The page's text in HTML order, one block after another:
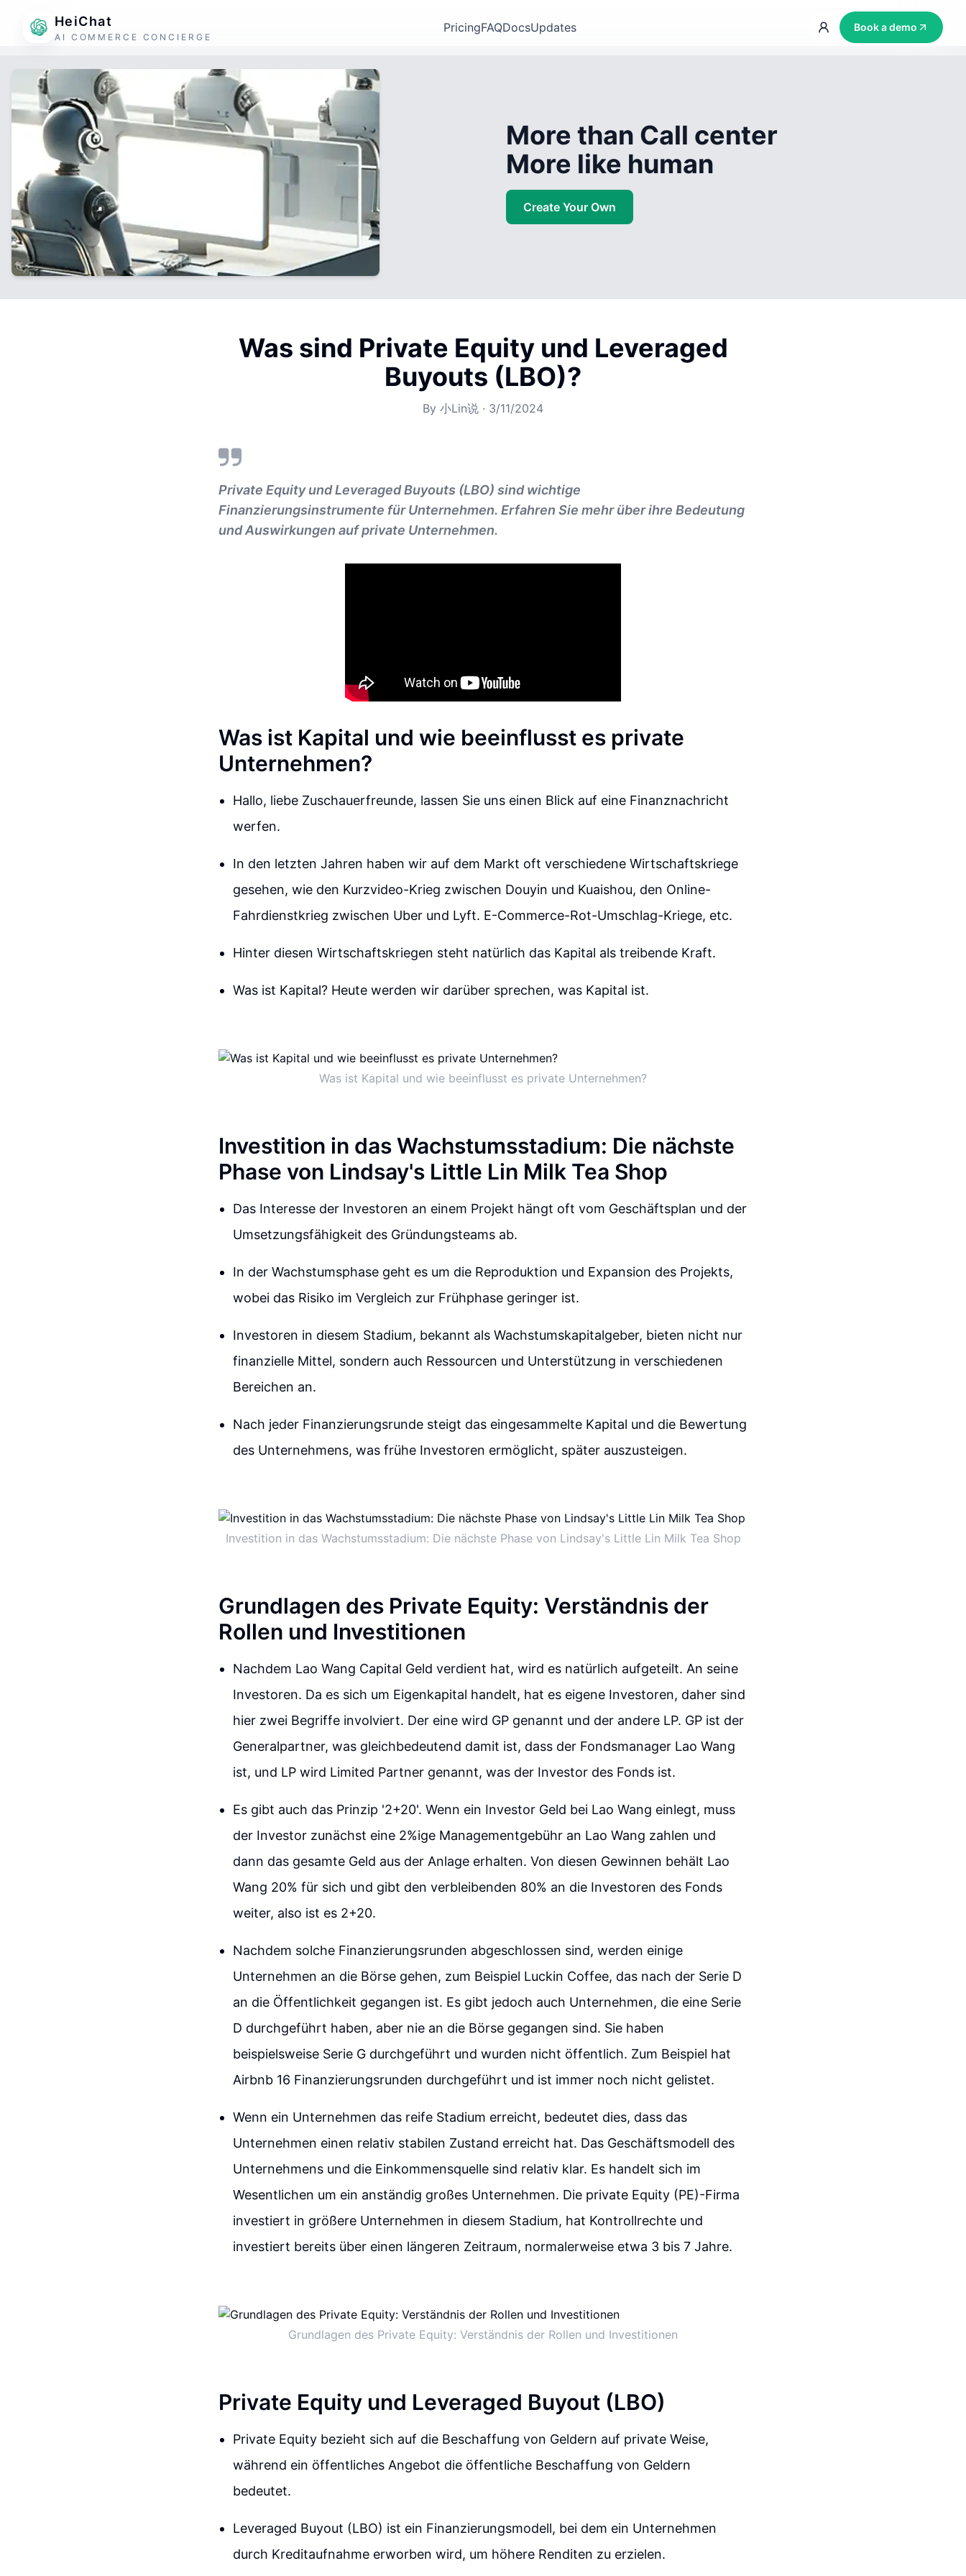
HeiChat
AI COMMERCE CONCIERGE
PricingFAQDocsUpdates Book a demo
More than Call center
More like human
Create Your Own
Was sind Private Equity und Leveraged
Buyouts (LBO)?
By 小Lin说 · 3/11/2024
Private Equity und Leveraged Buyouts (LBO) sind wichtige
Finanzierungsinstrumente für Unternehmen. Erfahren Sie mehr über ihre Bedeutung
und Auswirkungen auf private Unternehmen.
Was ist Kapital und wie beeinflusst es private
Unternehmen?
Hallo, liebe Zuschauerfreunde, lassen Sie uns einen Blick auf eine Finanznachricht
werfen.
In den letzten Jahren haben wir auf dem Markt oft verschiedene Wirtschaftskriege
gesehen, wie den Kurzvideo-Krieg zwischen Douyin und Kuaishou, den Online-
Fahrdienstkrieg zwischen Uber und Lyft. E-Commerce-Rot-Umschlag-Kriege, etc.
Hinter diesen Wirtschaftskriegen steht natürlich das Kapital als treibende Kraft.
Was ist Kapital? Heute werden wir darüber sprechen, was Kapital ist.
Was ist Kapital und wie beeinflusst es private Unternehmen?
Investition in das Wachstumsstadium: Die nächste
Phase von Lindsay's Little Lin Milk Tea Shop
Das Interesse der Investoren an einem Projekt hängt oft vom Geschäftsplan und der
Umsetzungsfähigkeit des Gründungsteams ab.
In der Wachstumsphase geht es um die Reproduktion und Expansion des Projekts,
wobei das Risiko im Vergleich zur Frühphase geringer ist.
Investoren in diesem Stadium, bekannt als Wachstumskapitalgeber, bieten nicht nur
finanzielle Mittel, sondern auch Ressourcen und Unterstützung in verschiedenen
Bereichen an.
Nach jeder Finanzierungsrunde steigt das eingesammelte Kapital und die Bewertung
des Unternehmens, was frühe Investoren ermöglicht, später auszusteigen.
Investition in das Wachstumsstadium: Die nächste Phase von Lindsay's Little Lin Milk Tea Shop
Grundlagen des Private Equity: Verständnis der
Rollen und Investitionen
Nachdem Lao Wang Capital Geld verdient hat, wird es natürlich aufgeteilt. An seine
Investoren. Da es sich um Eigenkapital handelt, hat es eigene Investoren, daher sind
hier zwei Begriffe involviert. Der eine wird GP genannt und der andere LP. GP ist der
Generalpartner, was gleichbedeutend damit ist, dass der Fondsmanager Lao Wang
ist, und LP wird Limited Partner genannt, was der Investor des Fonds ist.
Es gibt auch das Prinzip '2+20'. Wenn ein Investor Geld bei Lao Wang einlegt, muss
der Investor zunächst eine 2%ige Managementgebühr an Lao Wang zahlen und
dann das gesamte Geld aus der Anlage erhalten. Von diesen Gewinnen behält Lao
Wang 20% für sich und gibt den verbleibenden 80% an die Investoren des Fonds
weiter, also ist es 2+20.
Nachdem solche Finanzierungsrunden abgeschlossen sind, werden einige
Unternehmen an die Börse gehen, zum Beispiel Luckin Coffee, das nach der Serie D
an die Öffentlichkeit gegangen ist. Es gibt jedoch auch Unternehmen, die eine Serie
D durchgeführt haben, aber nie an die Börse gegangen sind. Sie haben
beispielsweise Serie G durchgeführt und wurden nicht öffentlich. Zum Beispiel hat
Airbnb 16 Finanzierungsrunden durchgeführt und ist immer noch nicht gelistet.
Wenn ein Unternehmen das reife Stadium erreicht, bedeutet dies, dass das
Unternehmen einen relativ stabilen Zustand erreicht hat. Das Geschäftsmodell des
Unternehmens und die Einkommensquelle sind relativ klar. Es handelt sich im
Wesentlichen um ein anständig großes Unternehmen. Die private Equity (PE)-Firma
investiert in größere Unternehmen in diesem Stadium, hat Kontrollrechte und
investiert bereits über einen längeren Zeitraum, normalerweise etwa 3 bis 7 Jahre.
Grundlagen des Private Equity: Verständnis der Rollen und Investitionen
Private Equity und Leveraged Buyout (LBO)
Private Equity bezieht sich auf die Beschaffung von Geldern auf private Weise,
während ein öffentliches Angebot die öffentliche Beschaffung von Geldern
bedeutet.
Leveraged Buyout (LBO) ist ein Finanzierungsmodell, bei dem ein Unternehmen
durch Kreditaufnahme erworben wird, um höhere Renditen zu erzielen.